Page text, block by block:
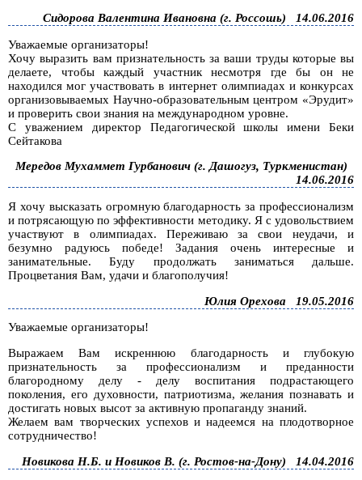
Сидорова Валентина Ивановна (г. Россошь) 14.06.2016
Уважаемые организаторы!
Хочу выразить вам признательность за ваши труды которые вы
делаете, чтобы каждый участник несмотря где бы он не
находился мог участвовать в интернет олимпиадах и конкурсах
организовываемых Научно-образовательным центром «Эрудит»
и проверить свои знания на международном уровне.
С уважением директор Педагогической школы имени Беки
Сейтакова
Мередов Мухаммет Гурбанович (г. Дашогуз, Туркменистан)
14.06.2016
Я хочу высказать огромную благодарность за профессионализм
и потрясающую по эффективности методику. Я с удовольствием
участвуют в олимпиадах. Переживаю за свои неудачи, и
безумно радуюсь победе! Задания очень интересные и
занимательные. Буду продолжать заниматься дальше.
Процветания Вам, удачи и благополучия!
Юлия Орехова 19.05.2016
Уважаемые организаторы!
Выражаем Вам искреннюю благодарность и глубокую
признательность за профессионализм и преданности
благородному делу - делу воспитания подрастающего
поколения, его духовности, патриотизма, желания познавать и
достигать новых высот за активную пропаганду знаний.
Желаем вам творческих успехов и надеемся на плодотворное
сотрудничество!
Новикова Н.Б. и Новиков В. (г. Ростов-на-Дону) 14.04.2016